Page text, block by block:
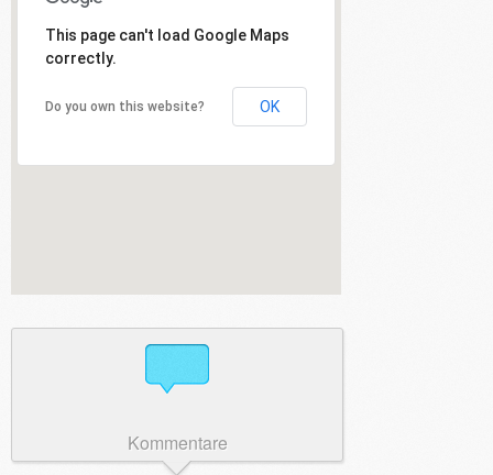
This page can't load Google Maps
correctly.
Do you own this website? OK
Kommentare